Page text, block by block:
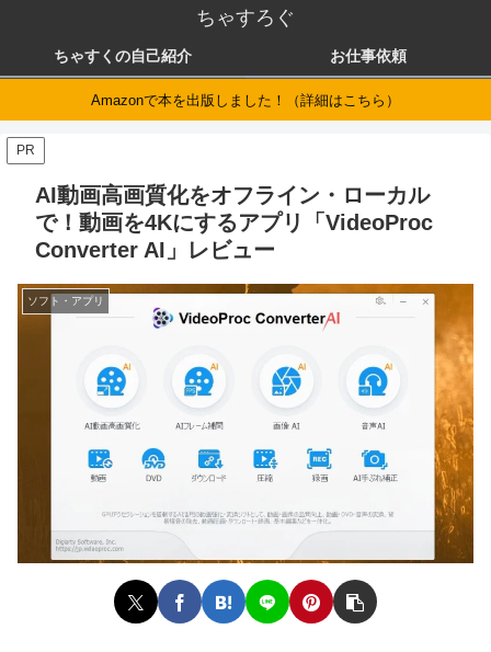
ちゃすろぐ
ちゃすくの自己紹介 お仕事依頼
Amazonで本を出版しました！（詳細はこちら）
PR
AI動画高画質化をオフライン・ローカル
で！動画を4Kにするアプリ「VideoProc
Converter AI」レビュー
ソフト・アプリ